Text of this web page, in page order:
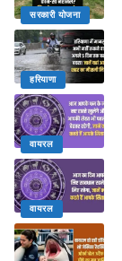
सरकारी योजना
हरियाणा
वायरल
वायरल